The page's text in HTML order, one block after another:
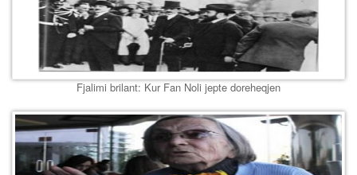
Fjalimi brilant: Kur Fan Noli jepte doreheqjen